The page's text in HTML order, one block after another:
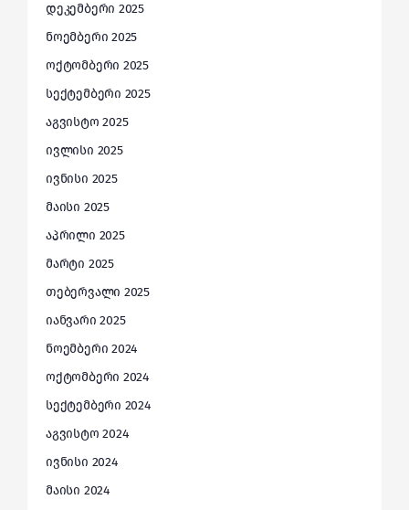
დეკემბერი 2025
ნოემბერი 2025
ოქტომბერი 2025
სექტემბერი 2025
აგვისტო 2025
ივლისი 2025
ივნისი 2025
მაისი 2025
აპრილი 2025
მარტი 2025
თებერვალი 2025
იანვარი 2025
ნოემბერი 2024
ოქტომბერი 2024
სექტემბერი 2024
აგვისტო 2024
ივნისი 2024
მაისი 2024